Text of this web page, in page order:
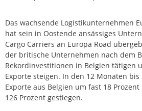
Das wachsende Logistikunternehmen
hat sein in Oostende ansässiges
Cargo Carriers an Europa Road
der britische Unternehmen nach dem
Rekordinvestitionen in Belgien tätigen
Exporte steigen. In den 12 Monaten
Exporte aus Belgien um fast 18
126 Prozent gestiegen.